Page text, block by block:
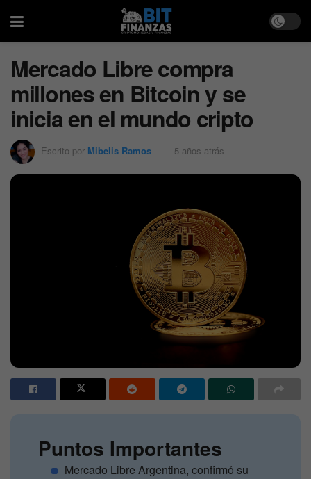
Mercado Libre compra
millones en Bitcoin y se
inicia en el mundo cripto
Escrito por Mibelis Ramos 5 años atrás
Puntos Importantes
Mercado Libre Argentina, confirmó su